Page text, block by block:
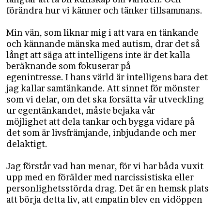
förändra hur vi känner och tänker tillsammans.
Min vän, som liknar mig i att vara en tänkande
och kännande mänska med autism, drar det så
långt att säga att intelligens inte är det kalla
beräknande som fokuserar på
egenintresse. I hans värld är intelligens bara det
jag kallar samtänkande. Att sinnet för mönster
som vi delar, om det ska forsätta vår utveckling
ur egentänkandet, måste bejaka vår
möjlighet att dela tankar och bygga vidare på
det som är livsfrämjande, inbjudande och mer
delaktigt.
Jag förstår vad han menar, för vi har båda vuxit
upp med en förälder med narcissistiska eller
personlighetsstörda drag. Det är en hemsk plats
att börja detta liv, att empatin blev en vidöppen